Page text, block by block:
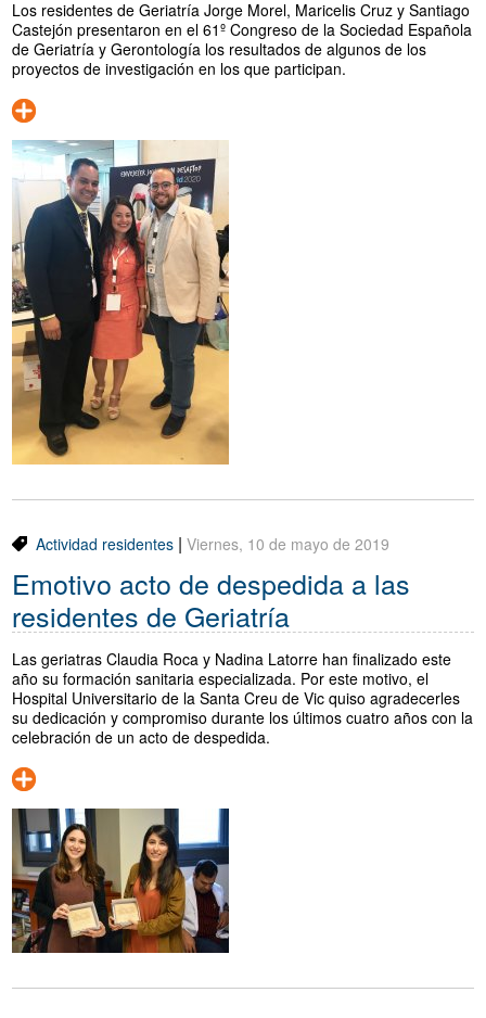
Los residentes de Geriatría Jorge Morel, Maricelis Cruz y Santiago
Castejón presentaron en el 61º Congreso de la Sociedad Española
de Geriatría y Gerontología los resultados de algunos de los
proyectos de investigación en los que participan.
Actividad residentes| Viernes, 10 de mayo de 2019
Emotivo acto de despedida a las
residentes de Geriatría
Las geriatras Claudia Roca y Nadina Latorre han finalizado este
año su formación sanitaria especializada. Por este motivo, el
Hospital Universitario de la Santa Creu de Vic quiso agradecerles
su dedicación y compromiso durante los últimos cuatro años con la
celebración de un acto de despedida.